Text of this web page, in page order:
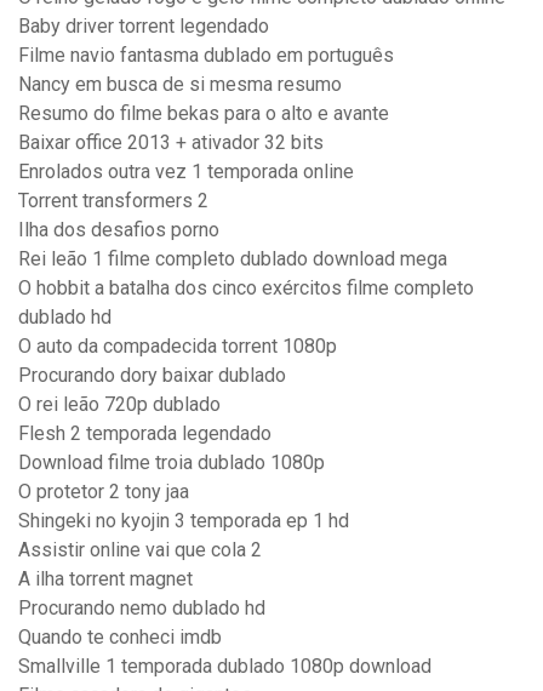
Baby driver torrent legendado
Filme navio fantasma dublado em português
Nancy em busca de si mesma resumo
Resumo do filme bekas para o alto e avante
Baixar office 2013 + ativador 32 bits
Enrolados outra vez 1 temporada online
Torrent transformers 2
Ilha dos desafios porno
Rei leão 1 filme completo dublado download mega
O hobbit a batalha dos cinco exércitos filme completo
dublado hd
O auto da compadecida torrent 1080p
Procurando dory baixar dublado
O rei leão 720p dublado
Flesh 2 temporada legendado
Download filme troia dublado 1080p
O protetor 2 tony jaa
Shingeki no kyojin 3 temporada ep 1 hd
Assistir online vai que cola 2
A ilha torrent magnet
Procurando nemo dublado hd
Quando te conheci imdb
Smallville 1 temporada dublado 1080p download